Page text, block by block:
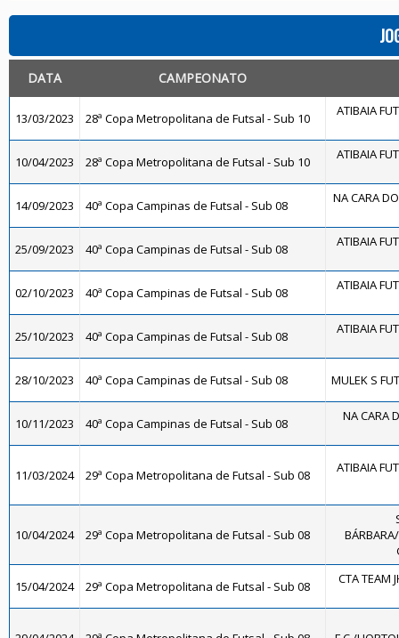
DATA CAMPEONATO
13/03/2023 28ª Copa Metropolitana de Futsal - Sub 10 ATIBAIA
10/04/2023 28ª Copa Metropolitana de Futsal - Sub 10 ATIBAIA
14/09/2023 40ª Copa Campinas de Futsal - Sub 08 NA CARA
25/09/2023 40ª Copa Campinas de Futsal - Sub 08 ATIBAIA
02/10/2023 40ª Copa Campinas de Futsal - Sub 08 ATIBAIA
25/10/2023 40ª Copa Campinas de Futsal - Sub 08 ATIBAIA
28/10/2023 40ª Copa Campinas de Futsal - Sub 08 MULEK S
10/11/2023 40ª Copa Campinas de Futsal - Sub 08 NA CARA
11/03/2024 29ª Copa Metropolitana de Futsal - Sub 08 ATIBAIA
10/04/2024 29ª Copa Metropolitana de Futsal - Sub 08
15/04/2024 29ª Copa Metropolitana de Futsal - Sub 08 CTA TEAM